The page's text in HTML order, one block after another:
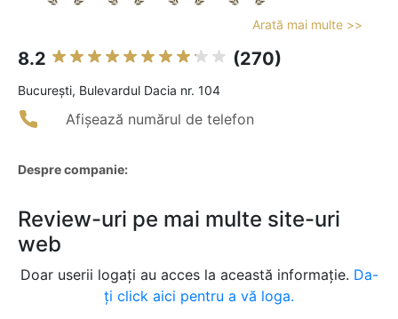
Arată mai multe >>
8.2 (270)
Bucureşti, Bulevardul Dacia nr. 104
Afișează numărul de telefon
Despre companie:
Review-uri pe mai multe site-uri
web
Doar userii logați au acces la această informație. Da-
ți click aici pentru a vă loga.